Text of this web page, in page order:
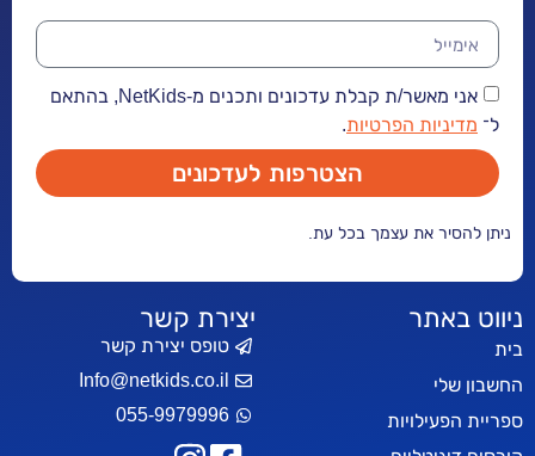
אני מאשר/ת קבלת עדכונים ותכנים מ-NetKids, בהתאם
.
הצטרפות לעדכונים
עצמך בכל עת.
טופס יצירת קשר
Info@netkids.co.il
055-9979996